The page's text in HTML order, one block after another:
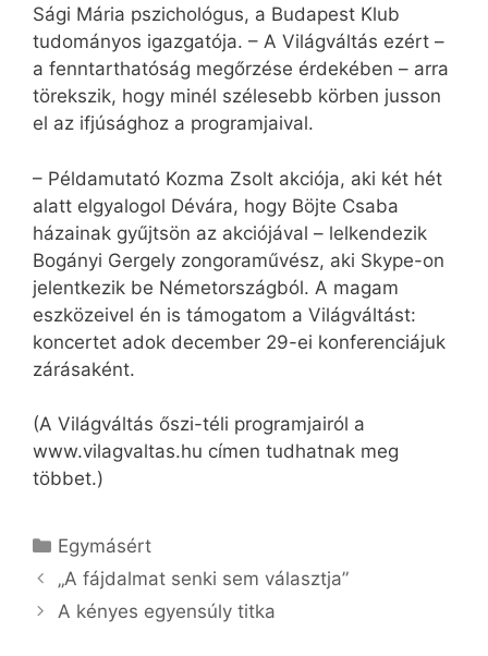
Sági Mária pszichológus, a Budapest Klub
tudományos igazgatója. – A Világváltás ezért –
a fenntarthatóság megőrzése érdekében – arra
törekszik, hogy minél szélesebb körben jusson
el az ifjúsághoz a programjaival.
– Példamutató Kozma Zsolt akciója, aki két hét
alatt elgyalogol Dévára, hogy Böjte Csaba
házainak gyűjtsön az akciójával – lelkendezik
Bogányi Gergely zongoraművész, aki Skype-on
jelentkezik be Németországból. A magam
eszközeivel én is támogatom a Világváltást:
koncertet adok december 29-ei konferenciájuk
zárásaként.
(A Világváltás őszi-téli programjairól a
www.vilagvaltas.hu címen tudhatnak meg
többet.)
Kategória
Egymásért
„A fájdalmat senki sem választja”
A kényes egyensúly titka